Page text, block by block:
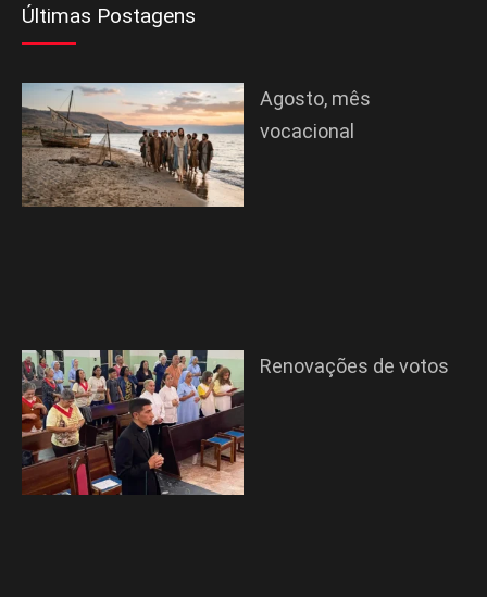
Últimas Postagens
Agosto, mês
vocacional
Renovações de votos